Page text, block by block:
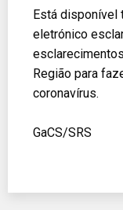
Está disponível
eletrónico
Região para
coronavírus.
GaCS/SRS